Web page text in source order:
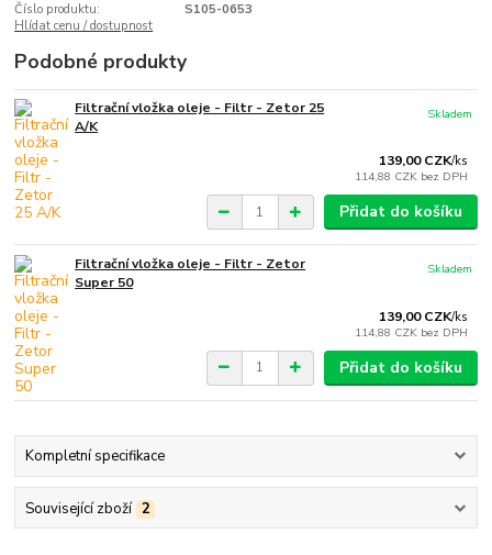
Číslo produktu:
S105-0653
Hlídat cenu / dostupnost
Podobné produkty
Filtrační vložka oleje - Filtr - Zetor 25
A/K
139,00 CZK/ks
114,88 CZK bez DPH
Skladem
Přidat do košíku
Filtrační vložka oleje - Filtr - Zetor
Super 50
139,00 CZK/ks
114,88 CZK bez DPH
Skladem
Přidat do košíku
Kompletní specifikace
Související zboží 2